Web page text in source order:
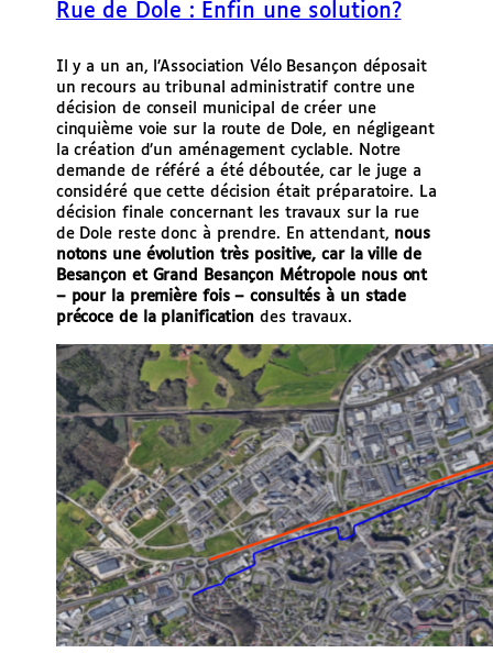
Rue de Dole : Enfin une solution?
Il y a un an, l’Association Vélo Besançon déposait
un recours au tribunal administratif contre une
décision de conseil municipal de créer une
cinquième voie sur la route de Dole, en négligeant
la création d’un aménagement cyclable. Notre
demande de référé a été déboutée, car le juge a
considéré que cette décision était préparatoire. La
décision finale concernant les travaux sur la rue
de Dole reste donc à prendre. En attendant, nous
notons une évolution très positive, car la ville de
Besançon et Grand Besançon Métropole nous ont
– pour la première fois – consultés à un stade
précoce de la planification des travaux.